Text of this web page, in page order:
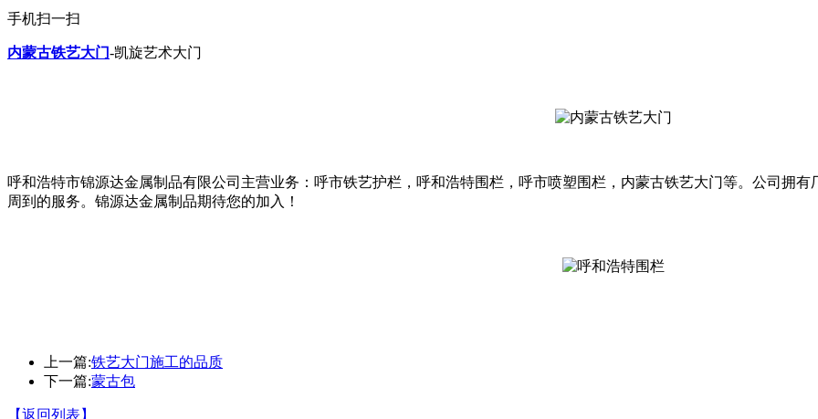
手机扫一扫
内蒙古铁艺大门-凯旋艺术大门
呼和浩特市锦源达金属制品有限公司主营业务：呼市铁艺护栏，呼和浩特围栏，呼市喷塑围栏，内蒙古铁艺大门等。公司拥
周到的服务。锦源达金属制品期待您的加入！
上一篇:铁艺大门施工的品质
下一篇:蒙古包
【返回列表】